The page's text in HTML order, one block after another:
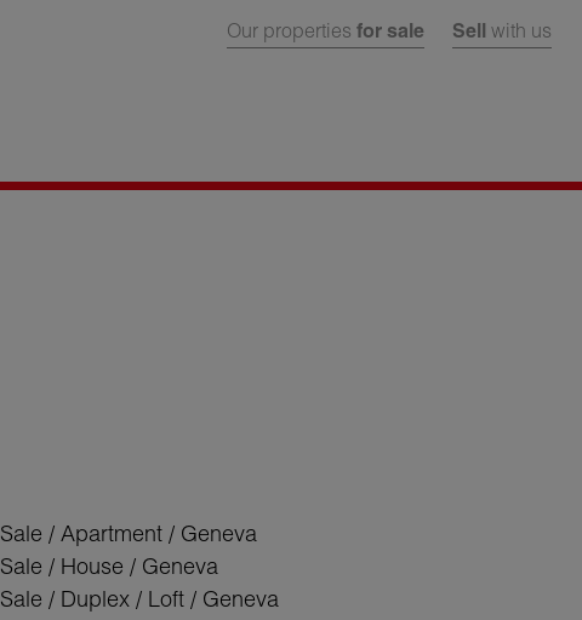
Our properties for sale Sell with us
Sale / Apartment / Geneva
Sale / House / Geneva
Sale / Duplex / Loft / Geneva